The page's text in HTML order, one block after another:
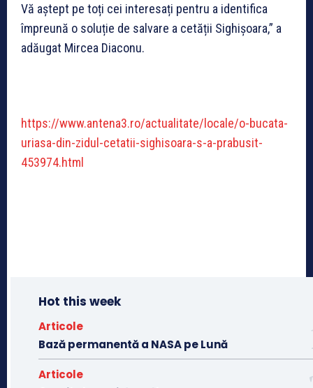
Vă aștept pe toți cei interesați pentru a identifica
împreună o soluție de salvare a cetății Sighișoara,” a
adăugat Mircea Diaconu.
https://www.antena3.ro/actualitate/locale/o-bucata-
uriasa-din-zidul-cetatii-sighisoara-s-a-prabusit-
453974.html
Hot this week
Articole
Bază permanentă a NASA pe Lună
Articole